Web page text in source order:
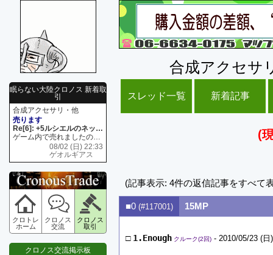
眠らない大陸クロノス 新着取
引
合成アクセサリ・他
売ります
Re[6]: +5ルシエルのネックレス
ゲーム内で売れましたので 在庫がネク1 リング4 となります リングのお値段は80G といたします
08/02 (日) 22:33
ゲオルギアス
クロトレ
ホーム
クロノス
交流
クロノス
取引
クロノス交流掲示板
合成アクセサ
スレッド一覧 新着記事
(
(記事表示: 4件の返信記事をすべて
■0 (#117001) 15MP
□ 1.Enough クルーク(2回) - 2010/05/23 (